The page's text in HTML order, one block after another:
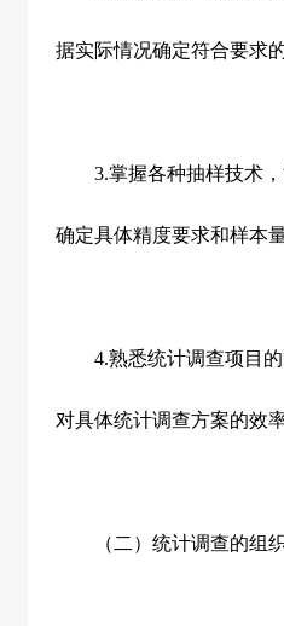
据实际情况确定符合要求
3.掌握各种抽样技术
确定具体精度要求和样本
4.熟悉统计调查项目
对具体统计调查方案的效
（二）统计调查的组